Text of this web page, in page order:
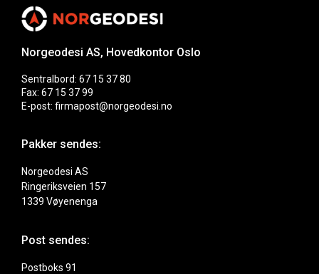
Norgeodesi AS, Hovedkontor Oslo
Sentralbord: 67 15 37 80
Fax: 67 15 37 99
E-post: firmapost@norgeodesi.no
Pakker sendes:
Norgeodesi AS
Ringeriksveien 157
1339 Vøyenenga
Post sendes:
Postboks 91